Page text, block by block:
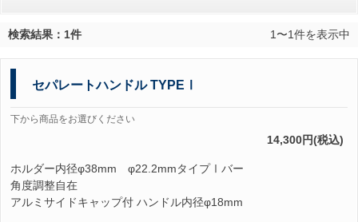
検索結果：1件 1〜1件を表示中
セパレートハンドル TYPEⅠ
下から商品をお選びください
14,300円(税込)
ホルダー内径φ38mm φ22.2mmタイプⅠバー
角度調整自在
アルミサイドキャップ付 ハンドル内径φ18mm